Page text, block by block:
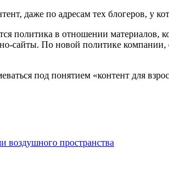
даже по адресам тех блогеров, у
политика в отношении
сайты. По новой политике
под понятием «контент для
воздушного пространства